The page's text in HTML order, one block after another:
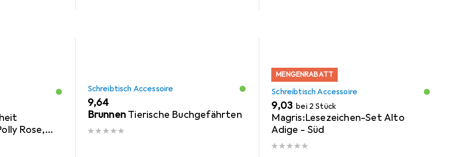
Rose,
zurück
Schreibtisch Accessoire
EUR
9,64
Brunnen Tierische Buchgefährten
MENGENRABATT
Schreibtisch Accessoire
EUR
9,03 bei 2 Stück
Magris:Lesezeichen-Set Alto
Adige - Süd